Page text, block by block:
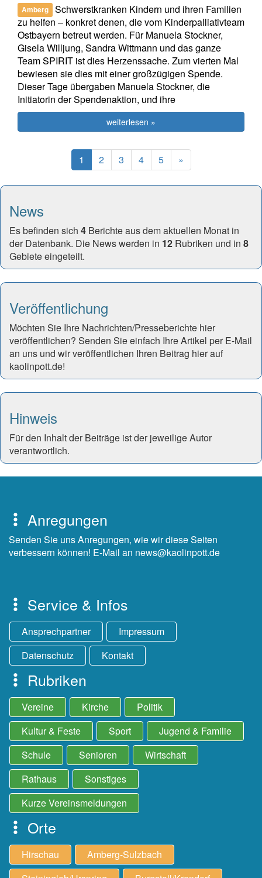
Amberg
Schwerstkranken Kindern und ihren Familien
zu helfen – konkret denen, die vom Kinderpalliativteam
Ostbayern betreut werden. Für Manuela Stockner,
Gisela Willjung, Sandra Wittmann und das ganze
Team SPIRIT ist dies Herzenssache. Zum vierten Mal
bewiesen sie dies mit einer großzügigen Spende.
Dieser Tage übergaben Manuela Stockner, die
Initiatorin der Spendenaktion, und ihre
weiterlesen »
1 (current)
2 3 4 5 »Next
News
Es befinden sich 4 Berichte aus dem aktuellen Monat in
der Datenbank. Die News werden in 12 Rubriken und in 8
Gebiete eingeteilt.
Veröffentlichung
Möchten Sie Ihre Nachrichten/Presseberichte hier
veröffentlichen? Senden Sie einfach Ihre Artikel per E-Mail
an uns und wir veröffentlichen Ihren Beitrag hier auf
kaolinpott.de!
Hinweis
Für den Inhalt der Beiträge ist der jeweilige Autor
verantwortlich.
Anregungen
Senden Sie uns Anregungen, wie wir diese Seiten
verbessern können! E-Mail an news@kaolinpott.de
Service & Infos
Ansprechpartner
Impressum
Datenschutz
Kontakt
Rubriken
Vereine Kirche
Politik
Kultur & Feste
Sport
Jugend & Familie
Schule
Senioren
Wirtschaft
Rathaus
Sonstiges
Kurze Vereinsmeldungen
Orte
Hirschau
Amberg-Sulzbach